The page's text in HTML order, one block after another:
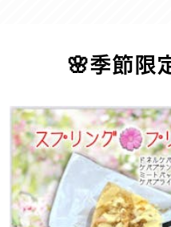
🌸季節限